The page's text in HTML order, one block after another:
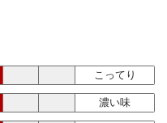
こってり
濃い味